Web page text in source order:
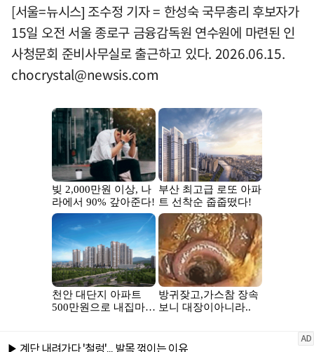
[서울=뉴시스] 조수정 기자 = 한성숙 국무총리 후보자가
15일 오전 서울 종로구 금융감독원 연수원에 마련된 인
사청문회 준비사무실로 출근하고 있다. 2026.06.15.
chocrystal@newsis.com